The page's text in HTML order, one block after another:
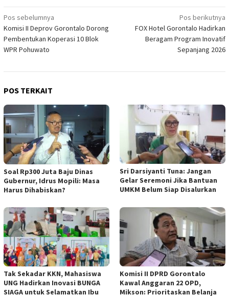
Navigasi
pos
Pos sebelumnya
Komisi II Deprov Gorontalo Dorong
Pembentukan Koperasi 10 Blok
WPR Pohuwato
Pos berikutnya
FOX Hotel Gorontalo Hadirkan
Beragam Program Inovatif
Sepanjang 2026
POS TERKAIT
Soal Rp300 Juta Baju Dinas
Gubernur, Idrus Mopili: Masa
Harus Dihabiskan?
Sri Darsiyanti Tuna: Jangan
Gelar Seremoni Jika Bantuan
UMKM Belum Siap Disalurkan
Tak Sekadar KKN, Mahasiswa
UNG Hadirkan Inovasi BUNGA
SIAGA untuk Selamatkan Ibu
Komisi II DPRD Gorontalo
Kawal Anggaran 22 OPD,
Mikson: Prioritaskan Belanja